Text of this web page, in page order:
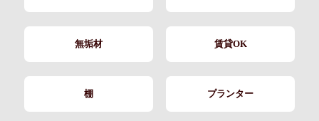
無垢材 賃貸OK
棚 プランター